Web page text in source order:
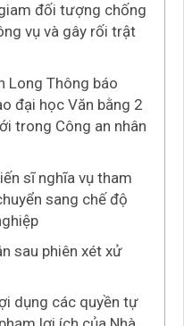
đối tượng chống
vụ và gây rối trật
Long Thông báo
đại học Văn bằng 2
trong Công an nhân
sĩ nghĩa vụ tham
sang chế độ
sau phiên xét xử
dụng các quyền tự